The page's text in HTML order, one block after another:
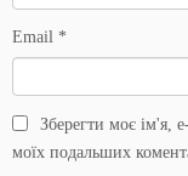
Email *
Зберегти моє ім'я,
моїх подальших